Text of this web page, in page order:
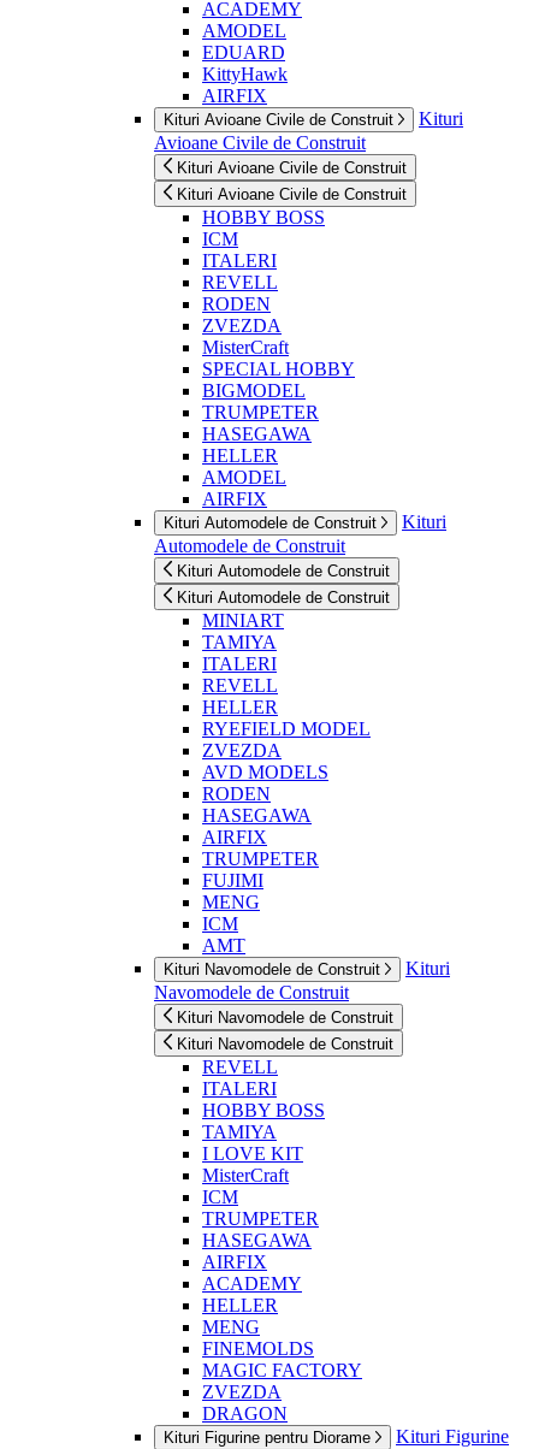
ACADEMY
AMODEL
EDUARD
KittyHawk
AIRFIX
Kituri Avioane Civile de Construit
Kituri
Avioane Civile de Construit
Kituri Avioane Civile de Construit
Kituri Avioane Civile de Construit
HOBBY BOSS
ICM
ITALERI
REVELL
RODEN
ZVEZDA
MisterCraft
SPECIAL HOBBY
BIGMODEL
TRUMPETER
HASEGAWA
HELLER
AMODEL
AIRFIX
Kituri Automodele de Construit
Kituri
Automodele de Construit
Kituri Automodele de Construit
Kituri Automodele de Construit
MINIART
TAMIYA
ITALERI
REVELL
HELLER
RYEFIELD MODEL
ZVEZDA
AVD MODELS
RODEN
HASEGAWA
AIRFIX
TRUMPETER
FUJIMI
MENG
ICM
AMT
Kituri Navomodele de Construit
Kituri
Navomodele de Construit
Kituri Navomodele de Construit
Kituri Navomodele de Construit
REVELL
ITALERI
HOBBY BOSS
TAMIYA
I LOVE KIT
MisterCraft
ICM
TRUMPETER
HASEGAWA
AIRFIX
ACADEMY
HELLER
MENG
FINEMOLDS
MAGIC FACTORY
ZVEZDA
DRAGON
Kituri Figurine pentru Diorame
Kituri Figurine